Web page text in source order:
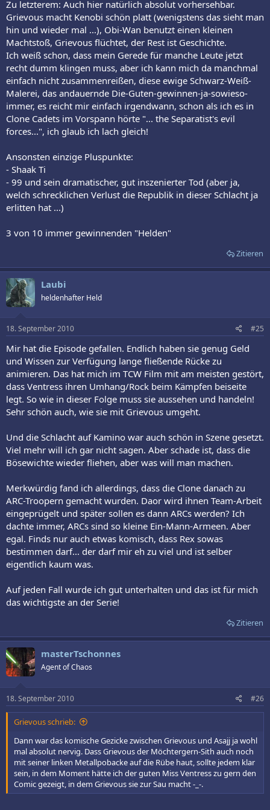
Zu letzterem: Auch hier natürlich absolut vorhersehbar.
Grievous macht Kenobi schön platt (wenigstens das sieht man
hin und wieder mal ...), Obi-Wan benutzt einen kleinen
Machtstoß, Grievous flüchtet, der Rest ist Geschichte.
Ich weiß schon, dass mein Gerede für manche Leute jetzt
recht dumm klingen muss, aber ich kann mich da manchmal
einfach nicht zusammenreißen, diese ewige Schwarz-Weiß-
Malerei, das andauernde Die-Guten-gewinnen-ja-sowieso-
immer, es reicht mir einfach irgendwann, schon als ich es in
Clone Cadets im Vorspann hörte "... the Separatist's evil
forces...", ich glaub ich lach gleich!
Ansonsten einzige Pluspunkte:
- Shaak Ti
- 99 und sein dramatischer, gut inszenierter Tod (aber ja,
welch schrecklichen Verlust die Republik in dieser Schlacht ja
erlitten hat ...)
3 von 10 immer gewinnenden "Helden"
Zitieren
Laubi
heldenhafter Held
18. September 2010 #25
Mir hat die Episode gefallen. Endlich haben sie genug Geld
und Wissen zur Verfügung lange fließende Rücke zu
animieren. Das hat mich im TCW Film mit am meisten gestört,
dass Ventress ihren Umhang/Rock beim Kämpfen beiseite
legt. So wie in dieser Folge muss sie aussehen und handeln!
Sehr schön auch, wie sie mit Grievous umgeht.
Und die Schlacht auf Kamino war auch schön in Szene gesetzt.
Viel mehr will ich gar nicht sagen. Aber schade ist, dass die
Bösewichte wieder fliehen, aber was will man machen.
Merkwürdig fand ich allerdings, dass die Clone danach zu
ARC-Troopern gemacht wurden. Daor wird ihnen Team-Arbeit
eingeprügelt und später sollen es dann ARCs werden? Ich
dachte immer, ARCs sind so kleine Ein-Mann-Armeen. Aber
egal. Finds nur auch etwas komisch, dass Rex sowas
bestimmen darf... der darf mir eh zu viel und ist selber
eigentlich kaum was.
Auf jeden Fall wurde ich gut unterhalten und das ist für mich
das wichtigste an der Serie!
Zitieren
masterTschonnes
Agent of Chaos
18. September 2010 #26
Grievous schrieb:
Dann war das komische Gezicke zwischen Grievous und Asajj ja wohl
mal absolut nervig. Dass Grievous der Möchtergern-Sith auch noch
mit seiner linken Metallpobacke auf die Rübe haut, sollte jedem klar
sein, in dem Moment hätte ich der guten Miss Ventress zu gern den
Comic gezeigt, in dem Grievous sie zur Sau macht -_-.